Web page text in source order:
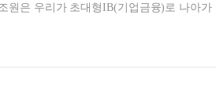
원은 우리가 초대형IB(기업금융)로 나아가